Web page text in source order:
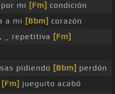
mi [Fm] condición
a mi [Bbm] corazón
_ repetitiva [Fm]
pidiendo [Bbm] perdón
[Fm] jueguito acabó